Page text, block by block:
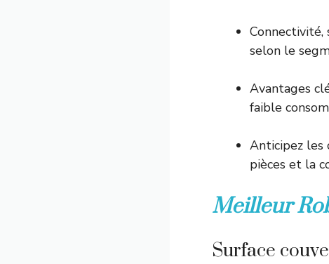
selon le
Avantages
faible
Anticipez les
pièces et la
Meilleur
Surface